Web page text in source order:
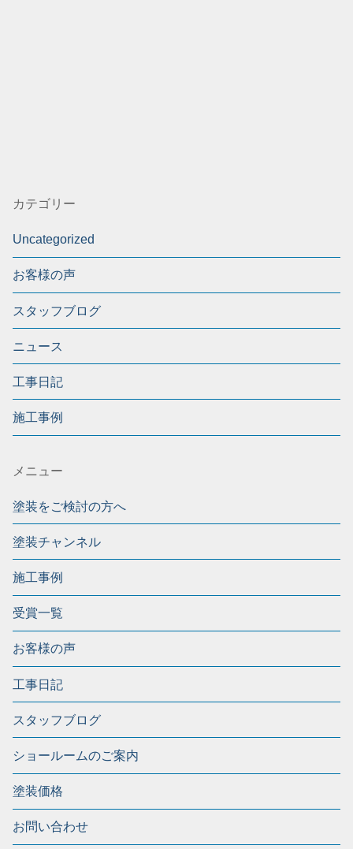
カテゴリー
Uncategorized
お客様の声
スタッフブログ
ニュース
工事日記
施工事例
メニュー
塗装をご検討の方へ
塗装チャンネル
施工事例
受賞一覧
お客様の声
工事日記
スタッフブログ
ショールームのご案内
塗装価格
お問い合わせ